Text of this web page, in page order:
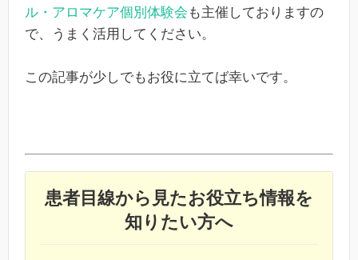
ル・アロマケア個別体験会 も主催しておりますの
で、うまく活用してください。
この記事が少しでもお役に立てば幸いです。
患者目線から見たお役立ち情報を
知りたい方へ